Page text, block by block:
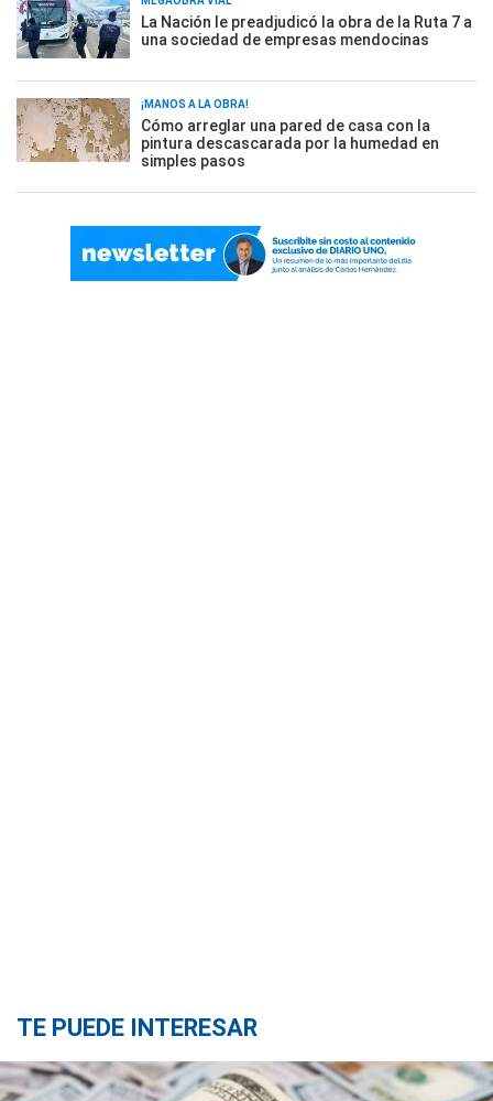
La Nación le preadjudicó la obra de la Ruta 7 a
una sociedad de empresas mendocinas
¡MANOS A LA OBRA!
Cómo arreglar una pared de casa con la
pintura descascarada por la humedad en
simples pasos
TE PUEDE INTERESAR